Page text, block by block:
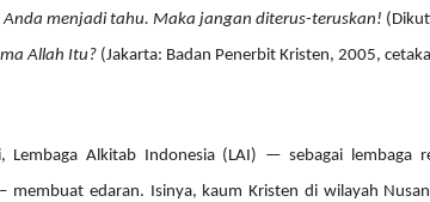
menjadi tahu. Maka jangan diterus-teruskan!
Allah Itu? (Jakarta: Badan Penerbit Kristen, 2005,
Lembaga Alkitab Indonesia (LAI) — sebagai lembaga
membuat edaran. Isinya, kaum Kristen di wilayah